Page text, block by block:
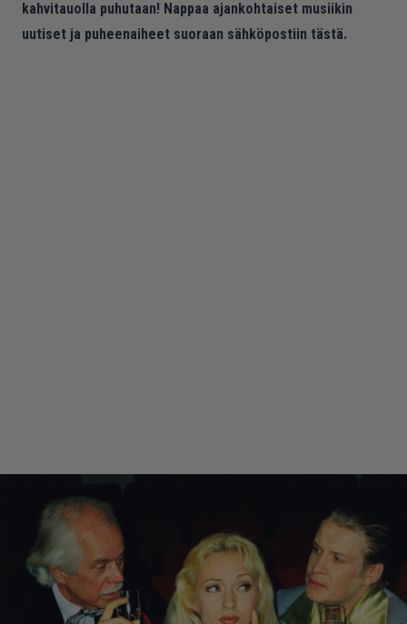
kahvitauolla puhutaan! Nappaa ajankohtaiset musiikin
uutiset ja puheenaiheet suoraan sähköpostiin tästä.